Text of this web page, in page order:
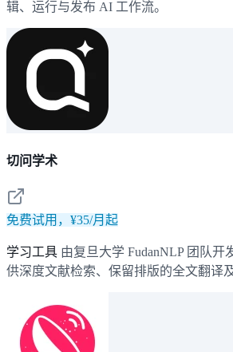
辑、运行与发布 AI 工作流。
切问学术
免费试用，¥35/月起
学习工具 由复旦大学 FudanNLP 团队开
供深度文献检索、保留排版的全文翻译